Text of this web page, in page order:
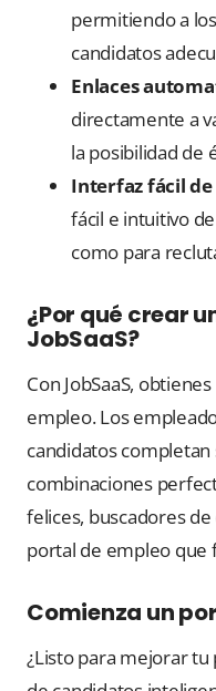
permitiendo a
candidatos
Enlaces
directamente a
la posibilidad de
Interfaz fácil de
fácil e intuitivo
como para
¿Por qué crear
JobSaaS?
Con JobSaaS,
empleo. Los
candidatos
combinaciones
felices, buscadores
portal de empleo que
Comienza un
¿Listo para mejorar